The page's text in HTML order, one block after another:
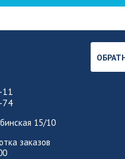
11
74
15/10
заказов